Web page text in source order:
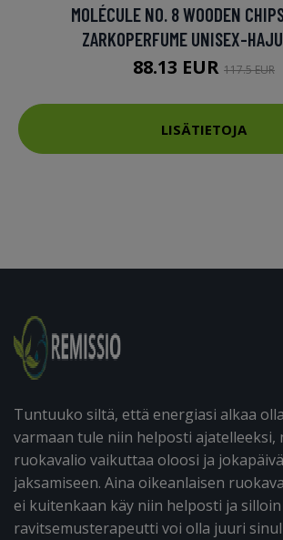
MOLÉCULE NO. 8 WOODEN
ZARKOPERFUME UNISEX-
88.13 EUR 117.5 EUR
LISÄTIETOJA
Tuntuuko siltä, että energiasi alkaa
varmaan tule niin helposti ajatelleeksi,
ruokavalio vaikuttaa oloosi ja
jaksamiseen. Aina oikeanlaisen
ei kuitenkaan käy niin helposti ja
ravitsemusterapeutti voi olla juuri